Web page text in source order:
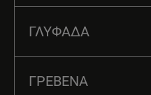
ΓΛΥΦΑΔΑ
ΓΡΕΒΕΝΑ